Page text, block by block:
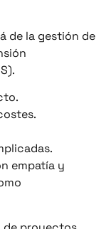
de la gestión de
empatía y